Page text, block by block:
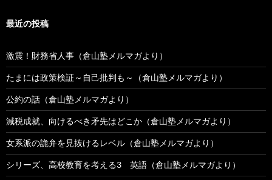
最近の投稿
激震！財務省人事（倉山塾メルマガより）
たまには政策検証～自己批判も～（倉山塾メルマガより）
公約の話（倉山塾メルマガより）
減税成就、向けるべき矛先はどこか（倉山塾メルマガより）
女系派の詭弁を見抜けるレベル（倉山塾メルマガより）
シリーズ、高校教育を考える3 英語（倉山塾メルマガより）